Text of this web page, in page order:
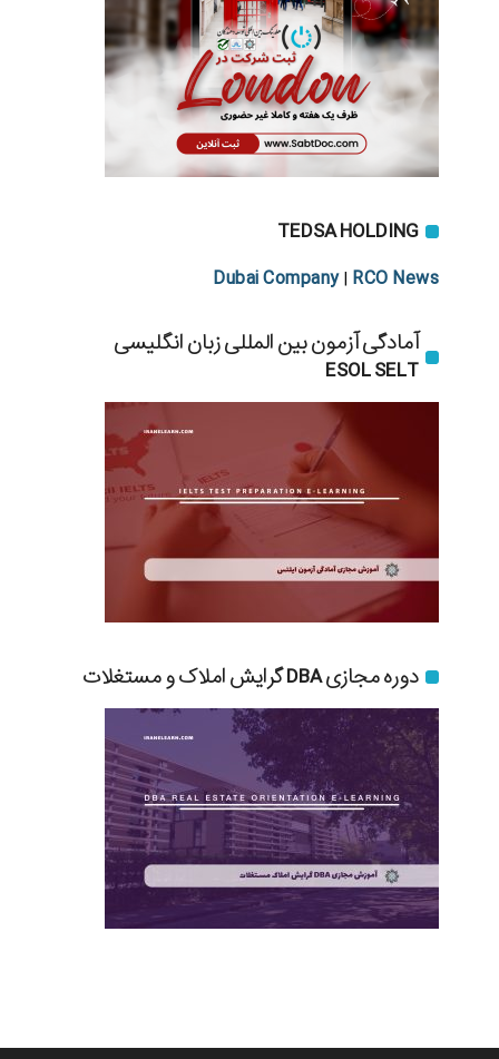
TEDSA HOLDING
Dubai Company| RCO News
آمادگی آزمون بین المللی زبان انگلیسی
ESOL SELT
دوره مجازی DBA گرایش املاک و مستغلات